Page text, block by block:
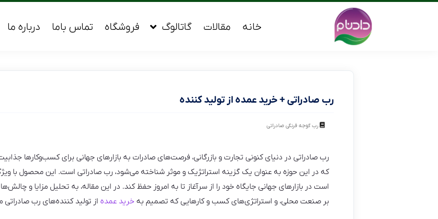
خانه مقالات گاتالوگ فروشگاه تماس باما درباره ما
رب صادراتی + خرید عمده از تولید کننده
رب گوجه فرنگی صادراتی
رب صادراتی در دنیای کنونی تجارت و بازرگانی، فرصت‌های صادرات به بازارهای جهانی برای کسب‌وکارها
که در این حوزه به عنوان یک گزینه استراتژیک و موثر شناخته می‌شود، رب صادراتی است. این محصول با
است در بازارهای جهانی جایگاه خود را از سرآغاز تا به امروز حفظ کند. در این مقاله، به تحلیل مزایا و
بر صنعت محلی، و استراتژی‌های کسب و کارهایی که تصمیم به خرید عمده از تولید کننده‌های رب صادراتی